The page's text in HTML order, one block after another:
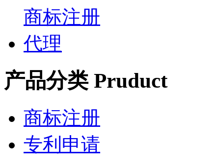
产品分类 Pruduct
商标注册
专利申请